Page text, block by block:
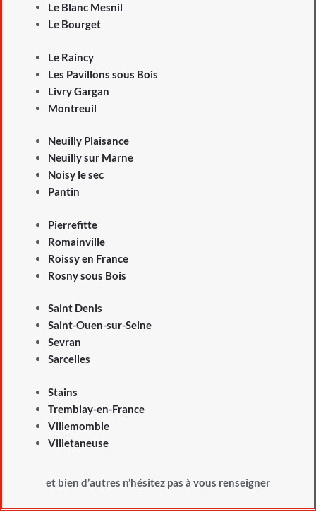
Le Blanc Mesnil
Le Bourget
Le Raincy
Les Pavillons sous Bois
Livry Gargan
Montreuil
Neuilly Plaisance
Neuilly sur Marne
Noisy le sec
Pantin
Pierrefitte
Romainville
Roissy en France
Rosny sous Bois
Saint Denis
Saint-Ouen-sur-Seine
Sevran
Sarcelles
Stains
Tremblay-en-France
Villemomble
Villetaneuse
et bien d’autres n’hésitez pas à vous renseigner